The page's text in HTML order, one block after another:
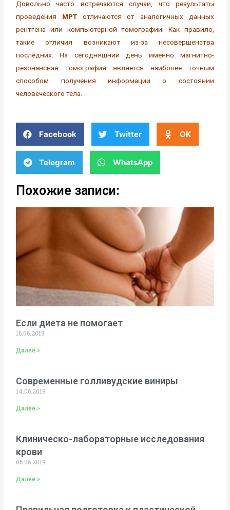
Довольно часто встречаются случаи, что результаты
проведения МРТотличаются от аналогичных данных
рентгена или компьютерной томографии. Как правило,
такие отличия возникают из-за несовершенства
последних. На сегодняшний день именно магнитно-
резонансная томография является наиболее точным
способом получения информации о состоянии
человеческого тела.
Facebook Twitter OK
Telegram WhatsApp
Похожие записи:
Если диета не помогает
16.06.2019
Далее »
Современные голливудские виниры
14.06.2019
Далее »
Клиническо-лабораторные исследования
крови
06.06.2019
Далее »